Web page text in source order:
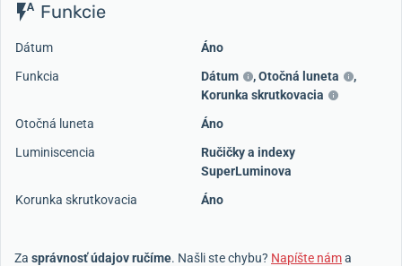
Funkcie
Dátum
Áno
Funkcia
Dátum ,Otočná luneta
,
Korunka skrutkovacia
Otočná luneta
Áno
Luminiscencia
Ručičky a indexy
SuperLuminova
Korunka skrutkovacia
Áno
Za správnosť údajov ručíme. Našli ste chybu? Napíšte náma